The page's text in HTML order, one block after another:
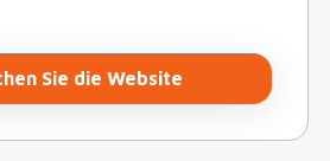
Sie die Website